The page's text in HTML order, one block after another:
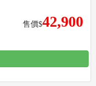
售價$42,900